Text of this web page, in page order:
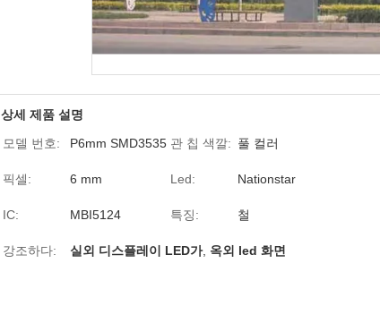
상세 제품 설명
모델 번호:
P6mm SMD3535 관 칩 색깔: 풀 컬러
픽셀: 6 mm Led: Nationstar
IC: MBI5124 특징: 철
강조하다: 실외 디스플레이 LED가, 옥외 led 화면